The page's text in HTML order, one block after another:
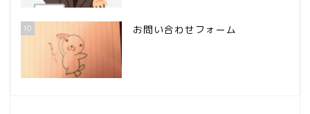
10 お問い合わせフォーム